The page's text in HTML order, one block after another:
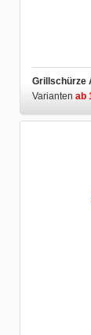
Grillschürze
Varianten ab